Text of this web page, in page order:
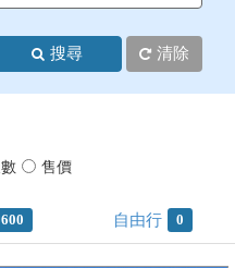
+
搜尋 清除
0